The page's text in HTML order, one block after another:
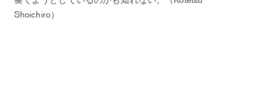
Shoichiro）